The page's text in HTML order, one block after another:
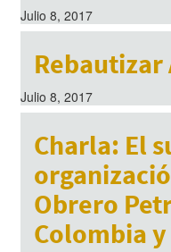
Julio 8, 2017
Rebautizar
Julio 8, 2017
Charla: El
Obrero
Colombia